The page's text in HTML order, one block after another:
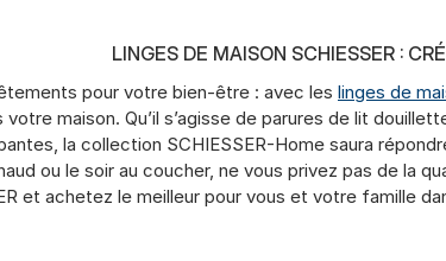
LINGES DE MAISON SCHIESSER :
pour votre bien-être : avec les linges de
maison. Qu’il s’agisse de parures de lit
la collection SCHIESSER-Home saura
ou le soir au coucher, ne vous privez pas de la
et achetez le meilleur pour vous et votre famille